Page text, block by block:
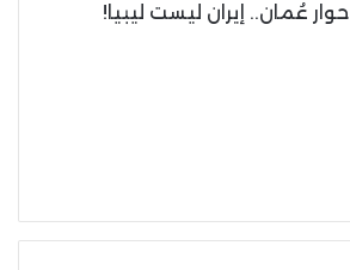
حوار عُمان.. إيران ليست ليبيا!